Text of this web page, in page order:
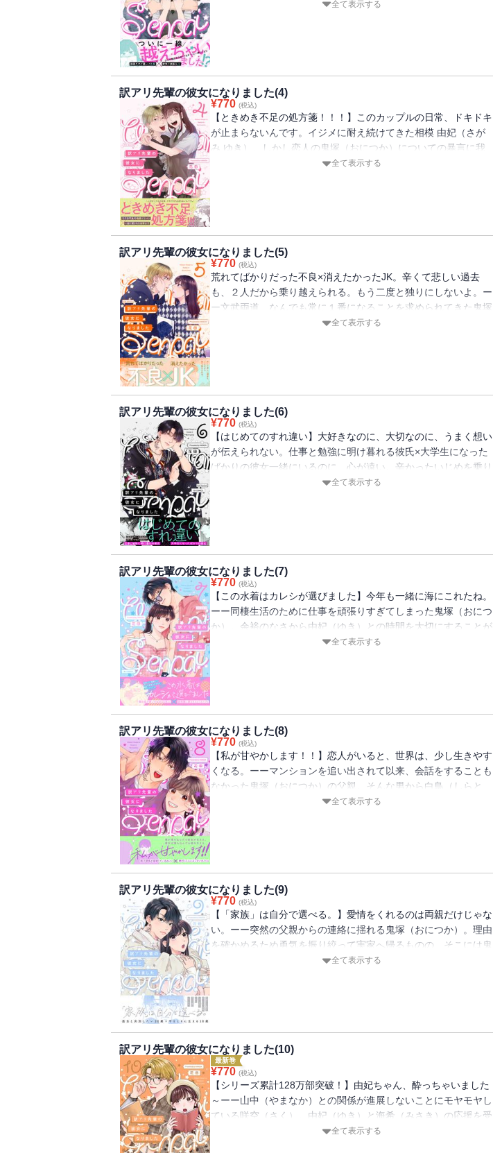
あっている相模 由妃（さがみ ゆき）。胸を突き刺す言葉、とき
ミックス版です。重複購入にお気をつけ下さい。
全て表示する
訳アリ先輩の彼女になりました(4)
¥770 (税込)
【ときめき不足の処方箋！！！】このカップルの日常、ドキドキ
が止まらないんです。イジメに耐え続けてきた相模 由妃（さが
み ゆき）。しかし恋人の鬼塚（おにつか）についての暴言に我
慢ができず、それが大きな怪我へと繋がってしまう。由妃を追い
にお気をつけ下さい。
全て表示する
訳アリ先輩の彼女になりました(5)
¥770 (税込)
荒れてばかりだった不良×消えたかったJK。辛くて悲しい過去
も、２人だから乗り越えられる。もう二度と独りにしないよ。ー
ー文武両道、なんでも常に１番になることを求められてきた鬼塚
（おにつか）。少しでも期待どおりにならないとヒステリックに
ら、本当の意味で強くなれる。※本作品は単話配信しているもの
に、加筆修正・描き下ろしを加えたコミックス版です。重複購入
にお気をつけてください。
全て表示する
訳アリ先輩の彼女になりました(6)
¥770 (税込)
【はじめてのすれ違い】大好きなのに、大切なのに、うまく想い
が伝えられない。仕事と勉強に明け暮れる彼氏×大学生になった
ばかりの彼女一緒にいるのに、心が遠い。辛かったいじめを乗り
越え、大学生になった由妃（ゆき）。新たな環境で得た友人たち
いるものに、加筆修正・描き下ろしを加えたコミックス版です。
重複購入にお気をつけ下さい。
全て表示する
訳アリ先輩の彼女になりました(7)
¥770 (税込)
【この水着はカレシが選びました】今年も一緒に海にこれたね。
ーー同棲生活のために仕事を頑張りすぎてしまった鬼塚（おにつ
か）。余裕のなさから由妃（ゆき）との時間を大切にすることが
できず、初めての喧嘩をしてしまう。切なくすれ違うお互いへの
全て表示する
訳アリ先輩の彼女になりました(8)
¥770 (税込)
【私が甘やかします！！】恋人がいると、世界は、少し生きやす
くなる。ーーマンションを追い出されて以来、会話をすることも
なかった鬼塚（おにつか）の父親。そんな男から白鳥（しらと
り）の店に電話が掛かってきた。急な連絡に心を乱される鬼塚。
全て表示する
訳アリ先輩の彼女になりました(9)
¥770 (税込)
【「家族」は自分で選べる。】愛情をくれるのは両親だけじゃな
い。ーー突然の父親からの連絡に揺れる鬼塚（おにつか）。理由
を確かめるため勇気を振り絞って実家へ帰るものの、そこには鬼
塚の期待したものは何もなかった・・・・・・。いつまでも埋ま
入にお気をつけ下さい。
全て表示する
訳アリ先輩の彼女になりました(10)
最新巻
¥770 (税込)
【シリーズ累計128万部突破！】由妃ちゃん、酔っちゃいました
～ーー山中（やまなか）との関係が進展しないことにモヤモヤし
ている咲空（さく）。由妃（ゆき）と海希（みさき）の応援を受
け、「おうちデートスーパーメロメロ大作戦」を決行！！キラキ
全て表示する